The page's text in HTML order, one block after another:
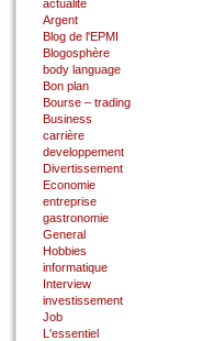
actualité
Argent
Blog de l'EPMI
Blogosphère
body language
Bon plan
Bourse – trading
Business
carrière
developpement
Divertissement
Economie
entreprise
gastronomie
General
Hobbies
informatique
Interview
investissement
Job
L'essentiel